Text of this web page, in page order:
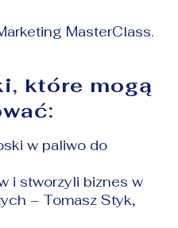
MasterClass.
które mogą
w paliwo do
i stworzyli biznes w
– Tomasz Styk,